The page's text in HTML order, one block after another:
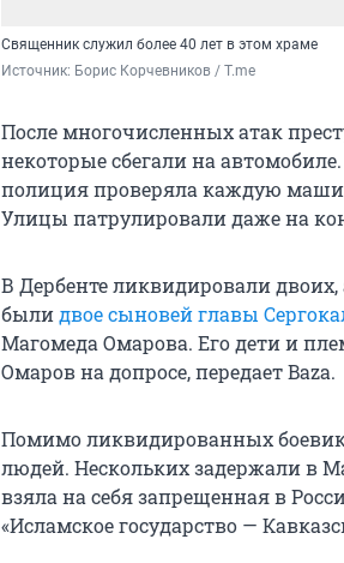
Священник служил более 40 лет в этом храме
Источник: Борис Корчевников / T.me
После многочисленных атак
некоторые сбегали на
полиция проверяла каждую
Улицы патрулировали даже на
В Дербенте ликвидировали
былидвое сыновей главы
Магомеда Омарова. Его дети и
Омаров на допросе, передает Baza.
Помимо ликвидированных
людей. Нескольких задержали в
взяла на себя запрещенная в
«Исламское государство —